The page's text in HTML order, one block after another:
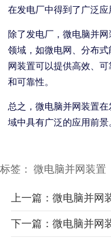
在发电厂中得到了广泛应
除了发电厂，微电脑并
领域，如微电网、分布
网装置可以提供高效、
和可靠性。
总之，微电脑并网装置
域中具有广泛的应用前景
标签： 微电脑并网装置
上一篇：微电脑并网